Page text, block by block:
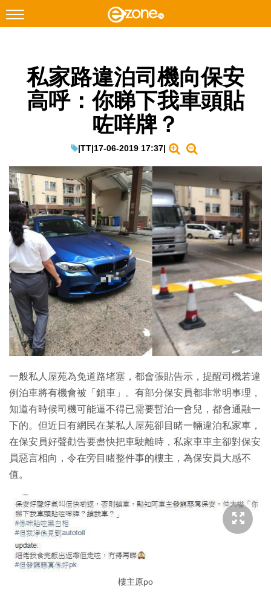
Facebook Instagram
科技焦點
教學評測
EduTech
IT Times
生成式AI與雲端應用
Enterprise Digital Transformation
特集
私家路違泊司機向保安
高呼：你睇下我車頭貼
咗咩牌？
|TT|17-06-2019 17:37|
一般私人屋苑為免道路堵塞，都會張貼告示，提醒司機若違
例泊車將有機會被「鎖車」。有部分保安員都非常明事理，
知道有時候司機可能逼不得已需要暫泊一會兒，都會通融一
下的。但近日有網民在某私人屋苑卻目睹一輛違泊私家車，
在保安員好聲勸告要盡快把車駛離時，私家車車主卻對保安
員惡言相向，令在旁目睹整件事的樓主，為保安員大感不
值。
樓主原po